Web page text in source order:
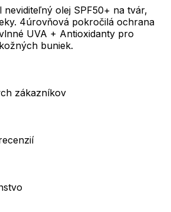
neviditeľný olej SPF50+ na tvár,
4úrovňová pokročilá ochrana
UVA + Antioxidanty pro
buniek.
zákazníkov